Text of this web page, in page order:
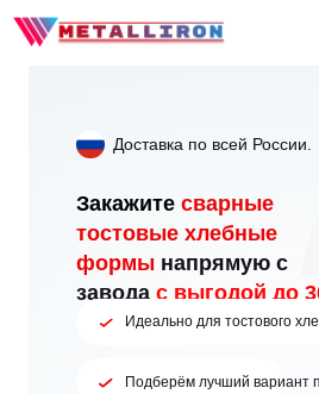
Закажите сварные
тостовые хлебные
формы напрямую с
завода с выгодой до
Доставка по всей России.
Идеально для тостового
Подберём лучший вариант